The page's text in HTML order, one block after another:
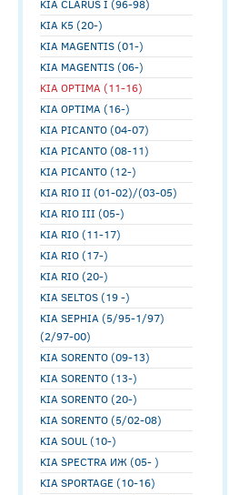
KIA CLARUS I (96-98)
KIA K5 (20-)
KIA MAGENTIS (01-)
KIA MAGENTIS (06-)
KIA OPTIMA (11-16)
KIA OPTIMA (16-)
KIA PICANTO (04-07)
KIA PICANTO (08-11)
KIA PICANTO (12-)
KIA RIO II (01-02)/(03-05)
KIA RIO III (05-)
KIA RIO (11-17)
KIA RIO (17-)
KIA RIO (20-)
KIA SELTOS (19 -)
KIA SEPHIA (5/95-1/97)
(2/97-00)
KIA SORENTO (09-13)
KIA SORENTO (13-)
KIA SORENTO (20-)
KIA SORENTO (5/02-08)
KIA SOUL (10-)
KIA SPECTRA ИЖ (05- )
KIA SPORTAGE (10-16)